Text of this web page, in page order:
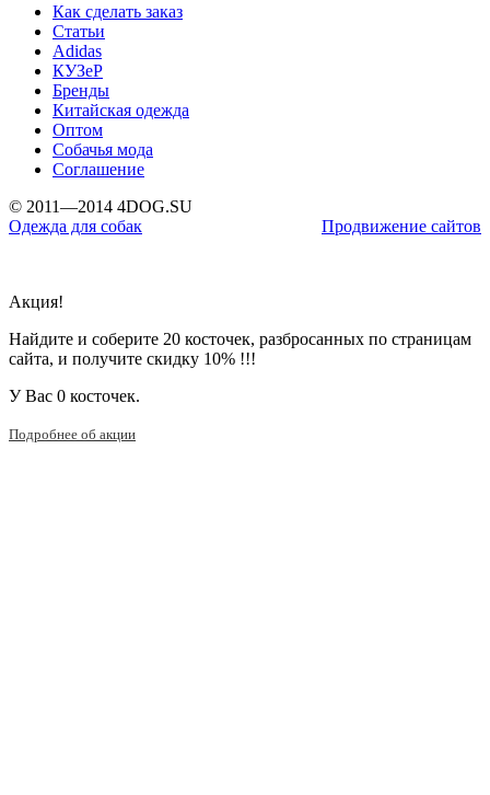
Как сделать заказ
Статьи
Adidas
КУЗеР
Бренды
Китайская одежда
Оптом
Собачья мода
Соглашение
© 2011—2014 4DOG.SU
Одежда для собак
Продвижение сайтов
Акция!
Найдите и соберите 20 косточек, разбросанных по страницам
сайта, и получите скидку 10% !!!
У Вас 0 косточек.
Подробнее об акции